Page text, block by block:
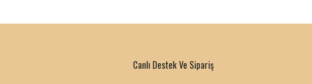
Canlı Destek Ve Sipariş